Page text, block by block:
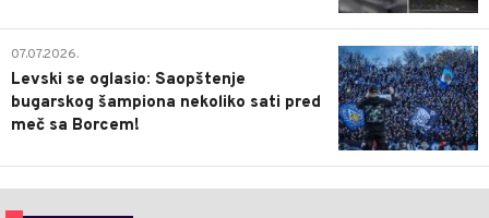
1
07.07.2026.
Levski se oglasio: Saopštenje
bugarskog šampiona nekoliko sati pred
meč sa Borcem!